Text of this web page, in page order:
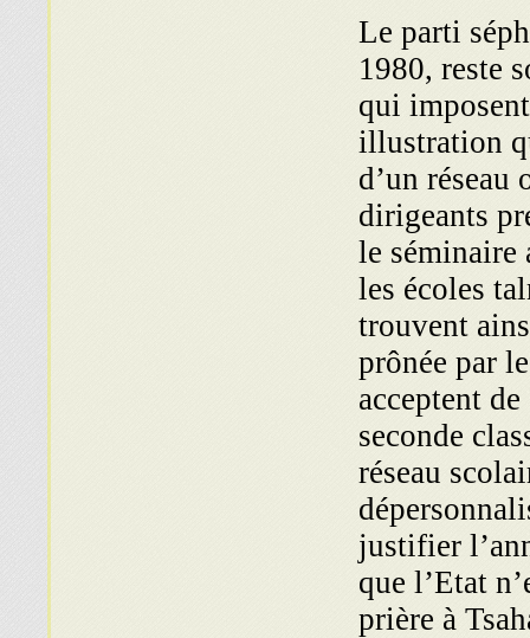
Le parti
1980, reste
qui
illustration
d’un
dirigeants
le séminaire
les écoles
trouvent
prônée par
acceptent
seconde
réseau
justifier
que l’Etat
prière à